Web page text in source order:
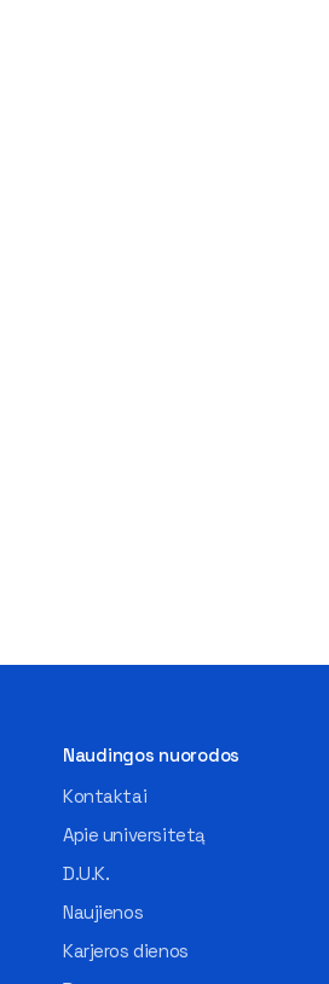
Naudingos nuorodos
Kontaktai
Apie universitetą
D.U.K.
Naujienos
Karjeros dienos